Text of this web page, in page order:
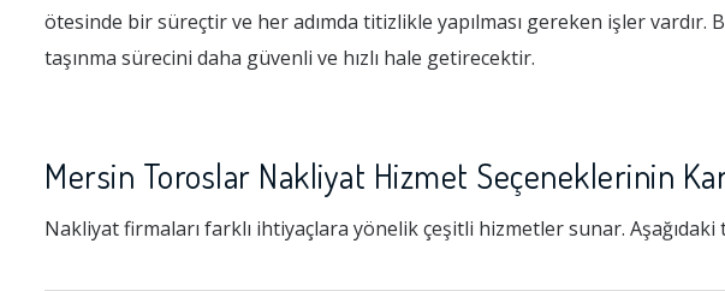
ötesinde bir süreçtir ve her adımda titizlikle yapılması gereken işler vardır.
taşınma sürecini daha güvenli ve hızlı hale getirecektir.
Mersin Toroslar Nakliyat Hizmet Seçeneklerinin
Nakliyat firmaları farklı ihtiyaçlara yönelik çeşitli hizmetler sunar. Aşağıdaki